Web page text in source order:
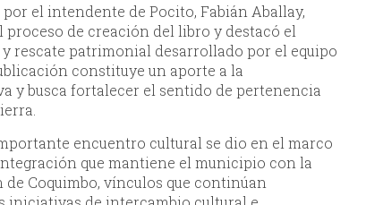
el intendente de Pocito, Fabián Aballay,
de creación del libro y destacó el
rescate patrimonial desarrollado por el equipo
constituye un aporte a la
y busca fortalecer el sentido de pertenencia
encuentro cultural se dio en el marco
que mantiene el municipio con la
Coquimbo, vínculos que continúan